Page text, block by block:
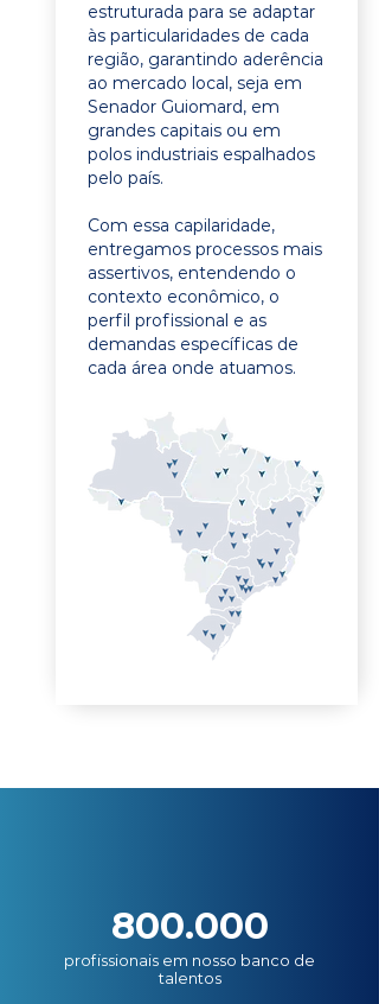
estruturada para se adaptar
às particularidades de cada
região, garantindo aderência
ao mercado local, seja em
Senador Guiomard, em
grandes capitais ou em
polos industriais espalhados
pelo país.
Com essa capilaridade,
entregamos processos mais
assertivos, entendendo o
contexto econômico, o
perfil profissional e as
demandas específicas de
cada área onde atuamos.
800.000
profissionais em nosso banco de
talentos